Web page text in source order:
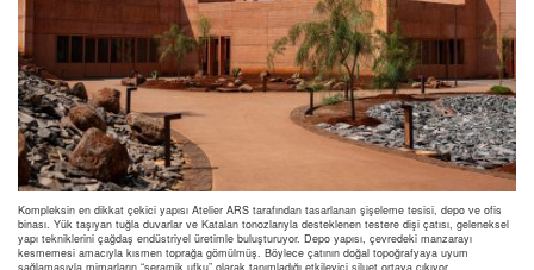
Kompleksin en dikkat çekici yapısı Atelier ARS tarafından tasarlanan şişeleme tesisi, depo ve ofis
binası. Yük taşıyan tuğla duvarlar ve Katalan tonozlarıyla desteklenen testere dişi çatısı, geleneksel
yapı tekniklerini çağdaş endüstriyel üretimle buluşturuyor. Depo yapısı, çevredeki manzarayı
kesmemesi amacıyla kısmen toprağa gömülmüş. Böylece çatının doğal topoğrafyaya uyum
sağlamasıyla mimarların “seramik ufku” olarak tanımladığı etkileyici siluet ortaya çıkıyor.